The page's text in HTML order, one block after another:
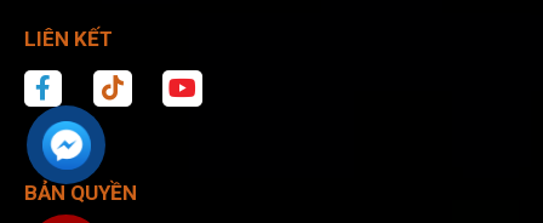
LIÊN KẾT
BẢN QUYỀN